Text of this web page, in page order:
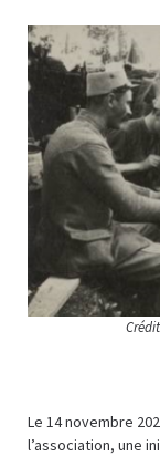
Le 14 novembre
l’association, une